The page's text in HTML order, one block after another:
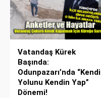
Vatandaş Kürek
Başında:
Odunpazarı’nda “Kendi
Yolunu Kendin Yap”
Dönemi!